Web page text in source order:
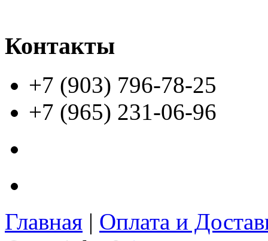
Контакты
+7 (903) 796-78-25
+7 (965) 231-06-96
Главная | Оплата и